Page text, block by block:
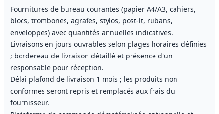
Fournitures de bureau courantes (papier A4/A3, cahiers,
blocs, trombones, agrafes, stylos, post-it, rubans,
enveloppes) avec quantités annuelles indicatives.
Livraisons en jours ouvrables selon plages horaires définies
; bordereau de livraison détaillé et présence d'un
responsable pour réception.
Délai plafond de livraison 1 mois ; les produits non
conformes seront repris et remplacés aux frais du
fournisseur.